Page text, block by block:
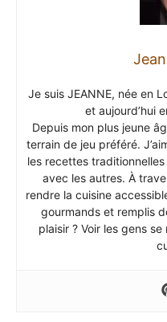
Je suis JEANNE, née en
et aujourd’hui
Depuis mon plus jeune
terrain de jeu préféré.
les recettes
avec les autres. À
rendre la cuisine
gourmands et remplis
plaisir ? Voir les gens